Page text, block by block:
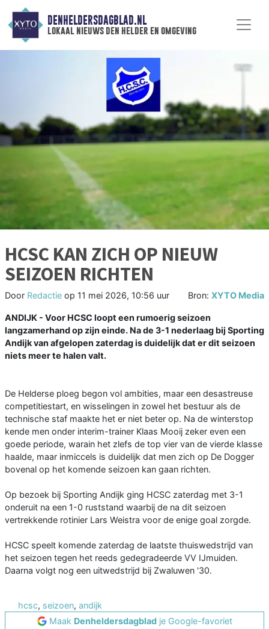
DENHELDERSDAGBLAD.NL
lokaal nieuws den helder en omgeving
HCSC KAN ZICH OP NIEUW
SEIZOEN RICHTEN
Door Redactie op 11 mei 2026, 10:56 uur Bron: XYTO Media
ANDIJK - Voor HCSC loopt een rumoerig seizoen
langzamerhand op zijn einde. Na de 3-1 nederlaag bij Sporting
Andijk van afgelopen zaterdag is duidelijk dat er dit seizoen
niets meer te halen valt.
De Helderse ploeg begon vol ambities, maar een desastreuse
competitiestart, en wisselingen in zowel het bestuur als de
technische staf maakte het er niet beter op. Na de winterstop
kende men onder interim-trainer Klaas Mooij zeker even een
goede periode, warain het zlefs de top vier van de vierde klasse
haalde, maar inmiccels is duidelijk dat men zich op De Dogger
bovenal op het komende seizoen kan gaan richten.
Op bezoek bij Sporting Andijk ging HCSC zaterdag met 3-1
onderuit na een 1-0 ruststand waarbij de na dit seizoen
vertrekkende rotinier Lars Weistra voor de enige goal zorgde.
HCSC speelt komende zaterdag de laatste thuiswedstrijd van
het seizoen tegen het reeds gedegradeerde VV IJmuiden.
Daarna volgt nog een uitwedstrijd bij Zwaluwen '30.
hcsc, seizoen, andijk
Maak Denheldersdagbladje Google-favoriet